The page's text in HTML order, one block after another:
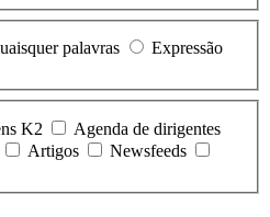
palavras
K2
Agenda de dirigentes
Artigos
Newsfeeds